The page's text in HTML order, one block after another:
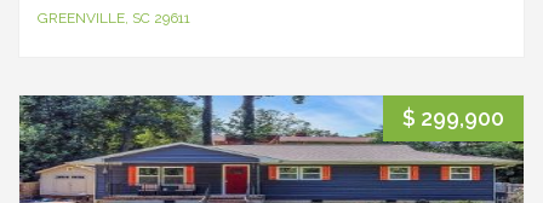
GREENVILLE, SC 29611
$ 299,900